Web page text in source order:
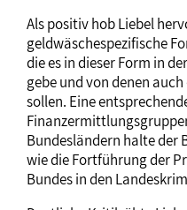
Als positiv hob Liebel
geldwäschespezifische
die es in dieser Form in
gebe und von denen
sollen. Eine
Bundesländern halte der
wie die Fortführung der
Bundes in den